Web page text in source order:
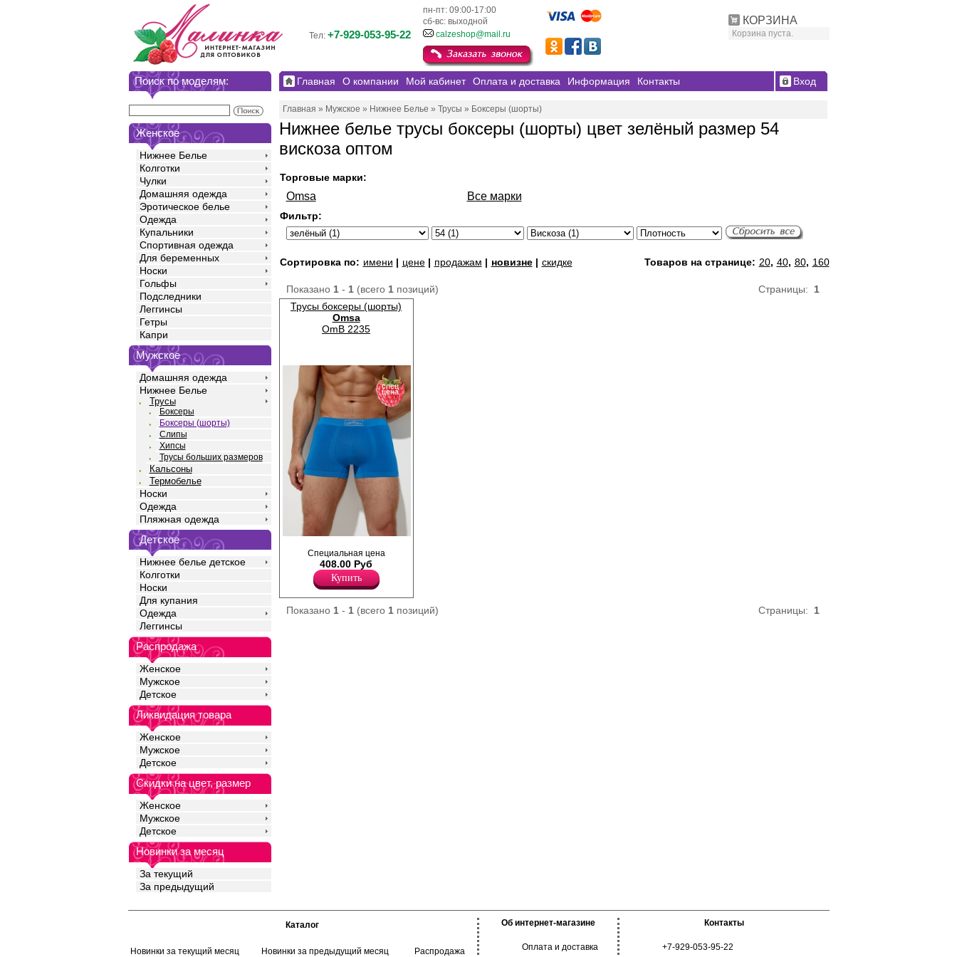
КОРЗИНА
Корзина пуста.
пн-пт: 09:00-17:00
сб-вс: выходной
Тел: +7-929-053-95-22 calzeshop@mail.ru
Поиск по моделям:
Женское
Нижнее Белье
Колготки
Чулки
Домашняя одежда
Эротическое белье
Одежда
Купальники
Спортивная одежда
Для беременных
Носки
Гольфы
Подследники
Леггинсы
Гетры
Капри
Мужское
Домашняя одежда
Нижнее Белье
Трусы
Боксеры
Боксеры (шорты)
Слипы
Хипсы
Трусы больших размеров
Кальсоны
Термобелье
Носки
Одежда
Пляжная одежда
Детское
Нижнее белье детское
Колготки
Носки
Для купания
Одежда
Леггинсы
Распродажа
Женское
Мужское
Детское
Ликвидация товара
Женское
Мужское
Детское
Скидки на цвет, размер
Женское
Мужское
Детское
Новинки за месяц
За текущий
За предыдущий
Главная О компании Мой кабинет Оплата и доставка Информация Контакты Вход
Главная » Мужское » Нижнее Белье » Трусы » Боксеры (шорты)
Нижнее белье трусы боксеры (шорты) цвет зелёный размер 54
вискоза оптом
Торговые марки:
Omsa Все марки
Фильтр:
Сортировка по: имени | цене| продажам | новизне| скидке Товаров на странице: 20, 40, 80, 160
Страницы: 1
Показано 1- 1(всего 1позиций)
Трусы боксеры (шорты)
Omsa
OmB 2235
силуэта, бесшовные, однотонные. Имеют
среднюю посадку, мягкую и эластичную
резинку по талии с фирменным логотипом.
Изготовлены из высококачественной
вискозы, которая хорошо пропускает
воздух, впитывает влагу, обладает
антистатическим эффектом, подходит для
эластана, повышающий прочность и
облегание фигуры. Подходят для
ежедневного ношения, занятий спортом.
Полиамид 17%
Вискоза 78%
Эластан 5%
спец
цена
Специальная цена
408.00 Руб
Купить
Страницы: 1
Показано 1- 1(всего 1позиций)
Каталог
Новинки за текущий месяц Новинки за предыдущий месяц Распродажа
Об интернет-магазине
Оплата и доставка
Контакты
+7-929-053-95-22